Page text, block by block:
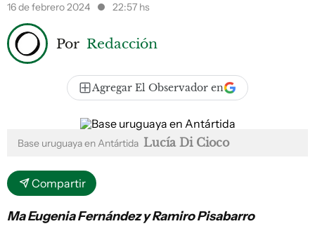
16 de febrero 2024
22:57 hs
Por Redacción
Agregar El Observador en
Base uruguaya en Antártida Lucía Di Cioco
Compartir
Ma Eugenia Fernández y Ramiro Pisabarro